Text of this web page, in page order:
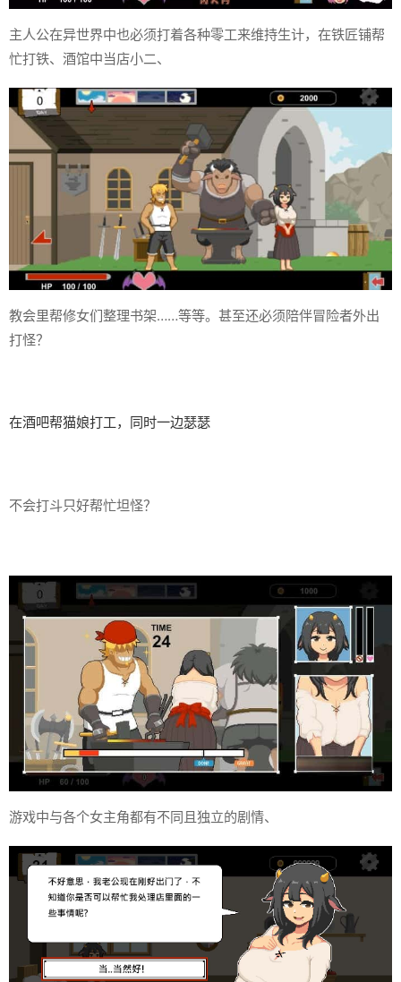
主人公在异世界中也必须打着各种零工来维持生计，在铁匠铺帮
忙打铁、酒馆中当店小二、
教会里帮修女们整理书架……等等。甚至还必须陪伴冒险者外出
打怪？
在酒吧帮猫娘打工，同时一边瑟瑟
不会打斗只好帮忙坦怪？
游戏中与各个女主角都有不同且独立的剧情、